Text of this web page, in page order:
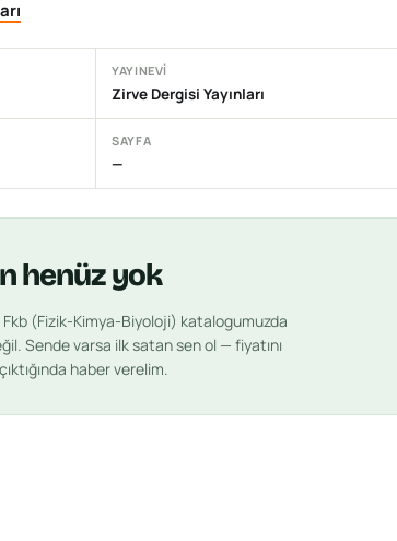
YAYINEVI
Zirve Dergisi Yayınları
SAYFA
—
henüz yok
Fkb (Fizik-Kimya-Biyoloji) katalogumuzda
Sende varsa ilk satan sen ol — fiyatını
haber verelim.